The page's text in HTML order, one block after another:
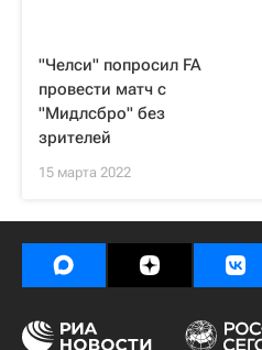
"Челси" попросил FA
провести матч с
"Мидлсбро" без
зрителей
15 марта 2022